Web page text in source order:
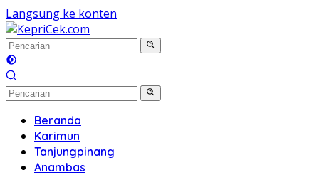
Langsung ke konten
Beranda
Karimun
Tanjungpinang
Anambas